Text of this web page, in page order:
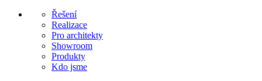
Řešení
Realizace
Pro architekty
Showroom
Produkty
Kdo jsme